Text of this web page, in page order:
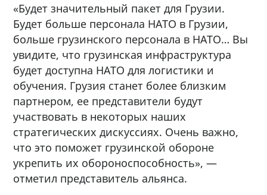
«Будет значительный пакет для Грузии.
Будет больше персонала НАТО в Грузии,
больше грузинского персонала в НАТО… Вы
увидите, что грузинская инфраструктура
будет доступна НАТО для логистики и
обучения. Грузия станет более близким
партнером, ее представители будут
участвовать в некоторых наших
стратегических дискуссиях. Очень важно,
что это поможет грузинской обороне
укрепить их обороноспособность», —
отметил представитель альянса.